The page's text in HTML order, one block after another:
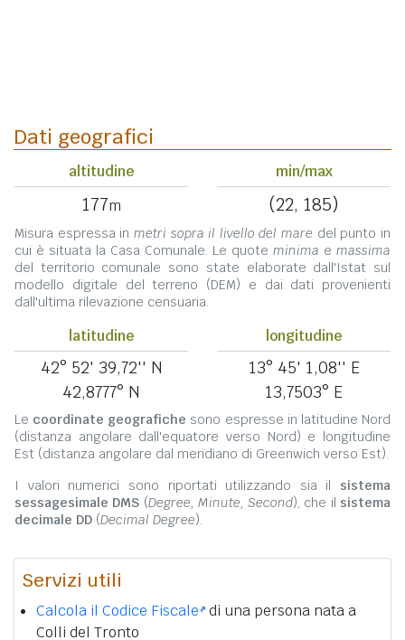
Dati geografici
altitudine
177m
min/max
(22, 185)
Misura espressa in metri sopra il livello del mare del punto in
cui è situata la Casa Comunale. Le quote minima e massima
del territorio comunale sono state elaborate dall'Istat sul
modello digitale del terreno (DEM) e dai dati provenienti
dall'ultima rilevazione censuaria.
latitudine
42° 52' 39,72'' N
42,8777° N
longitudine
13° 45' 1,08'' E
13,7503° E
Le coordinate geografiche sono espresse in latitudine Nord
(distanza angolare dall'equatore verso Nord) e longitudine
Est (distanza angolare dal meridiano di Greenwich verso Est).
I valori numerici sono riportati utilizzando sia il sistema
sessagesimale DMS (Degree, Minute, Second), che il sistema
decimale DD (Decimal Degree).
Servizi utili
Calcola il Codice Fiscale di una persona nata a
Colli del Tronto